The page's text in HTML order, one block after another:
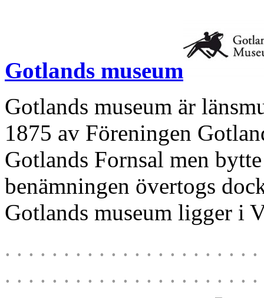
Gotlands museum
Gotlands museum är
1875 av Föreningen
Gotlands Fornsal men
benämningen övertogs
Gotlands museum ligger i
. . . . . . . . . . . . . . . . . . . . .
. . . . . . . . . . . . . . . . . . . . . .